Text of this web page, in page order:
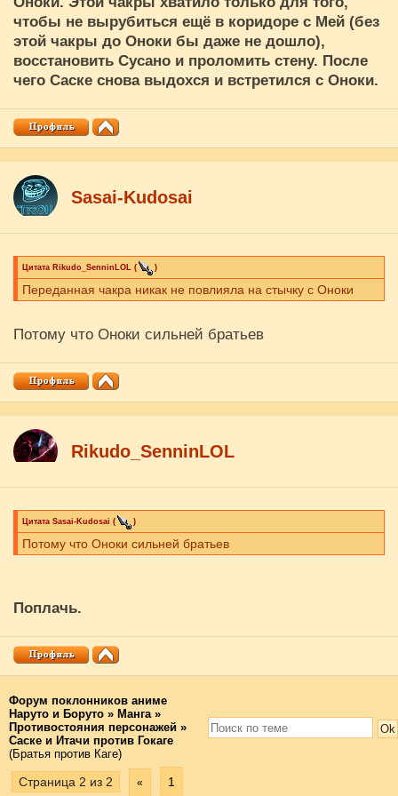
чтобы не вырубиться ещё в коридоре с Мей (без
этой чакры до Оноки бы даже не дошло),
восстановить Сусано и проломить стену. После
чего Саске снова выдохся и встретился с Оноки.
Sasai-Kudosai
Цитата Rikudo_SenninLOL ( )
Переданная чакра никак не повлияла на стычку с Оноки
Потому что Оноки сильней братьев
Rikudo_SenninLOL
Цитата Sasai-Kudosai ( )
Потому что Оноки сильней братьев
Поплачь.
Форум поклонников аниме
Наруто и Боруто » Манга »
Противостояния персонажей »
Саске и Итачи против Гокаге
(Братья против Каге)
Страница 2 из 2 « 1